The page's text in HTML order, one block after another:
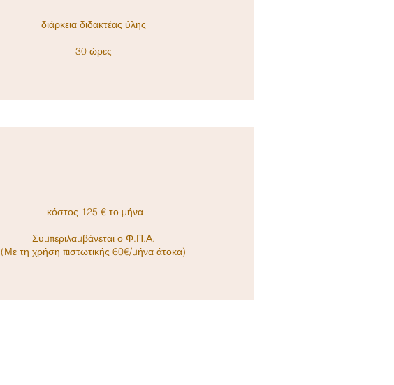
διάρκεια διδακτέας ύλης
30 ώρες
κόστος 125 € το μήνα
Συμπεριλαμβάνεται ο Φ.Π.Α.
(Με τη χρήση πιστωτικής 60€/μήνα άτοκα)